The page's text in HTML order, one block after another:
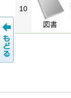
10
図書